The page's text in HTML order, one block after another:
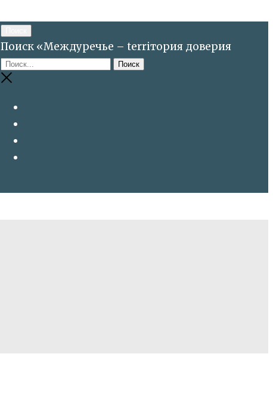
Поиск «Междуречье – terriтория доверия